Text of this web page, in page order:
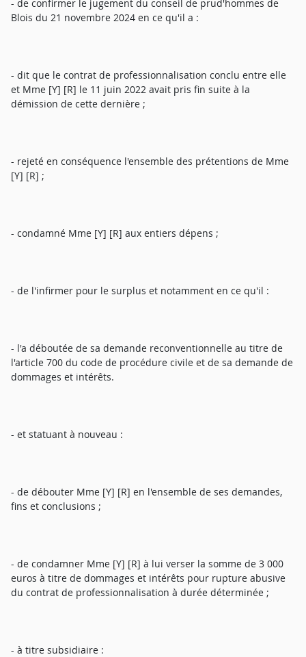
- de confirmer le jugement du conseil de prud'hommes de
Blois du 21 novembre 2024 en ce qu'il a :
- dit que le contrat de professionnalisation conclu entre elle
et Mme [Y] [R] le 11 juin 2022 avait pris fin suite à la
démission de cette dernière ;
- rejeté en conséquence l'ensemble des prétentions de Mme
[Y] [R] ;
- condamné Mme [Y] [R] aux entiers dépens ;
- de l'infirmer pour le surplus et notamment en ce qu'il :
- l'a déboutée de sa demande reconventionnelle au titre de
l'article 700 du code de procédure civile et de sa demande de
dommages et intérêts.
- et statuant à nouveau :
- de débouter Mme [Y] [R] en l'ensemble de ses demandes,
fins et conclusions ;
- de condamner Mme [Y] [R] à lui verser la somme de 3 000
euros à titre de dommages et intérêts pour rupture abusive
du contrat de professionnalisation à durée déterminée ;
- à titre subsidiaire :